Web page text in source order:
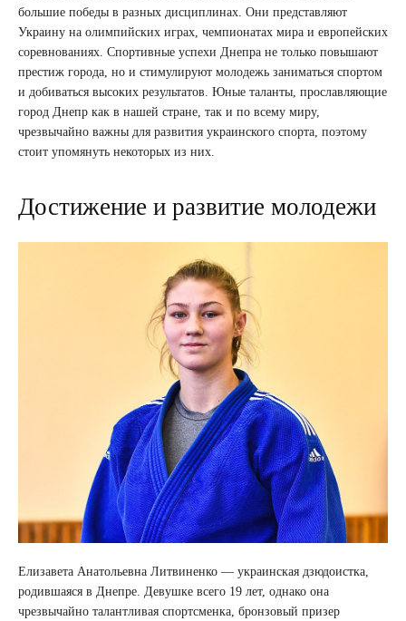
большие победы в разных дисциплинах. Они представляют
Украину на олимпийских играх, чемпионатах мира и европейских
соревнованиях. Спортивные успехи Днепра не только повышают
престиж города, но и стимулируют молодежь заниматься спортом
и добиваться высоких результатов. Юные таланты, прославляющие
город Днепр как в нашей стране, так и по всему миру,
чрезвычайно важны для развития украинского спорта, поэтому
стоит упомянуть некоторых из них.
Достижение и развитие молодежи
Елизавета Анатольевна Литвиненко — украинская дзюдоистка,
родившаяся в Днепре. Девушке всего 19 лет, однако она
чрезвычайно талантливая спортсменка, бронзовый призер